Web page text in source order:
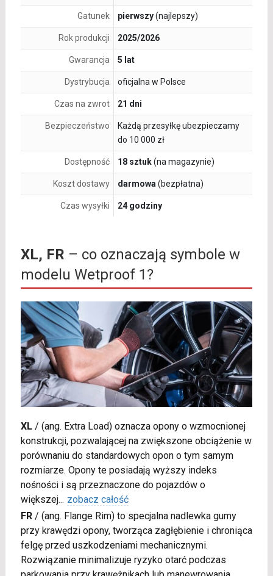
Gatunek pierwszy(najlepszy)
Rok produkcji 2025/2026
Gwarancja 5 lat
Dystrybucja oficjalna w Polsce
Czas na zwrot 21 dni
Bezpieczeństwo
Każdą przesyłkę ubezpieczamy
do 10 000 zł
Dostępność 18 sztuk(na magazynie)
Koszt dostawy darmowa (bezpłatna)
Czas wysyłki 24 godziny
XL, FR – co oznaczają symbole w
modelu Wetproof 1?
XL/ (ang. Extra Load) oznacza opony o wzmocnionej
konstrukcji, pozwalającej na zwiększone obciążenie w
porównaniu do standardowych opon o tym samym
rozmiarze. Opony te posiadają wyższy indeks
nośności i są przeznaczone do pojazdów o
większej... zobacz całość
FR/ (ang. Flange Rim) to specjalna nadlewka gumy
przy krawędzi opony, tworząca zagłębienie i chroniąca
felgę przed uszkodzeniami mechanicznymi.
Rozwiązanie minimalizuje ryzyko otarć podczas